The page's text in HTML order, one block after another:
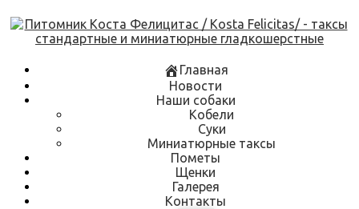
Skip
to
content
Главная
Новости
Наши собаки
Кобели
Суки
Миниатюрные таксы
Пометы
Щенки
Галерея
Контакты